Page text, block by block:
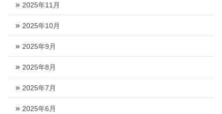
2025年11月
2025年10月
2025年9月
2025年8月
2025年7月
2025年6月